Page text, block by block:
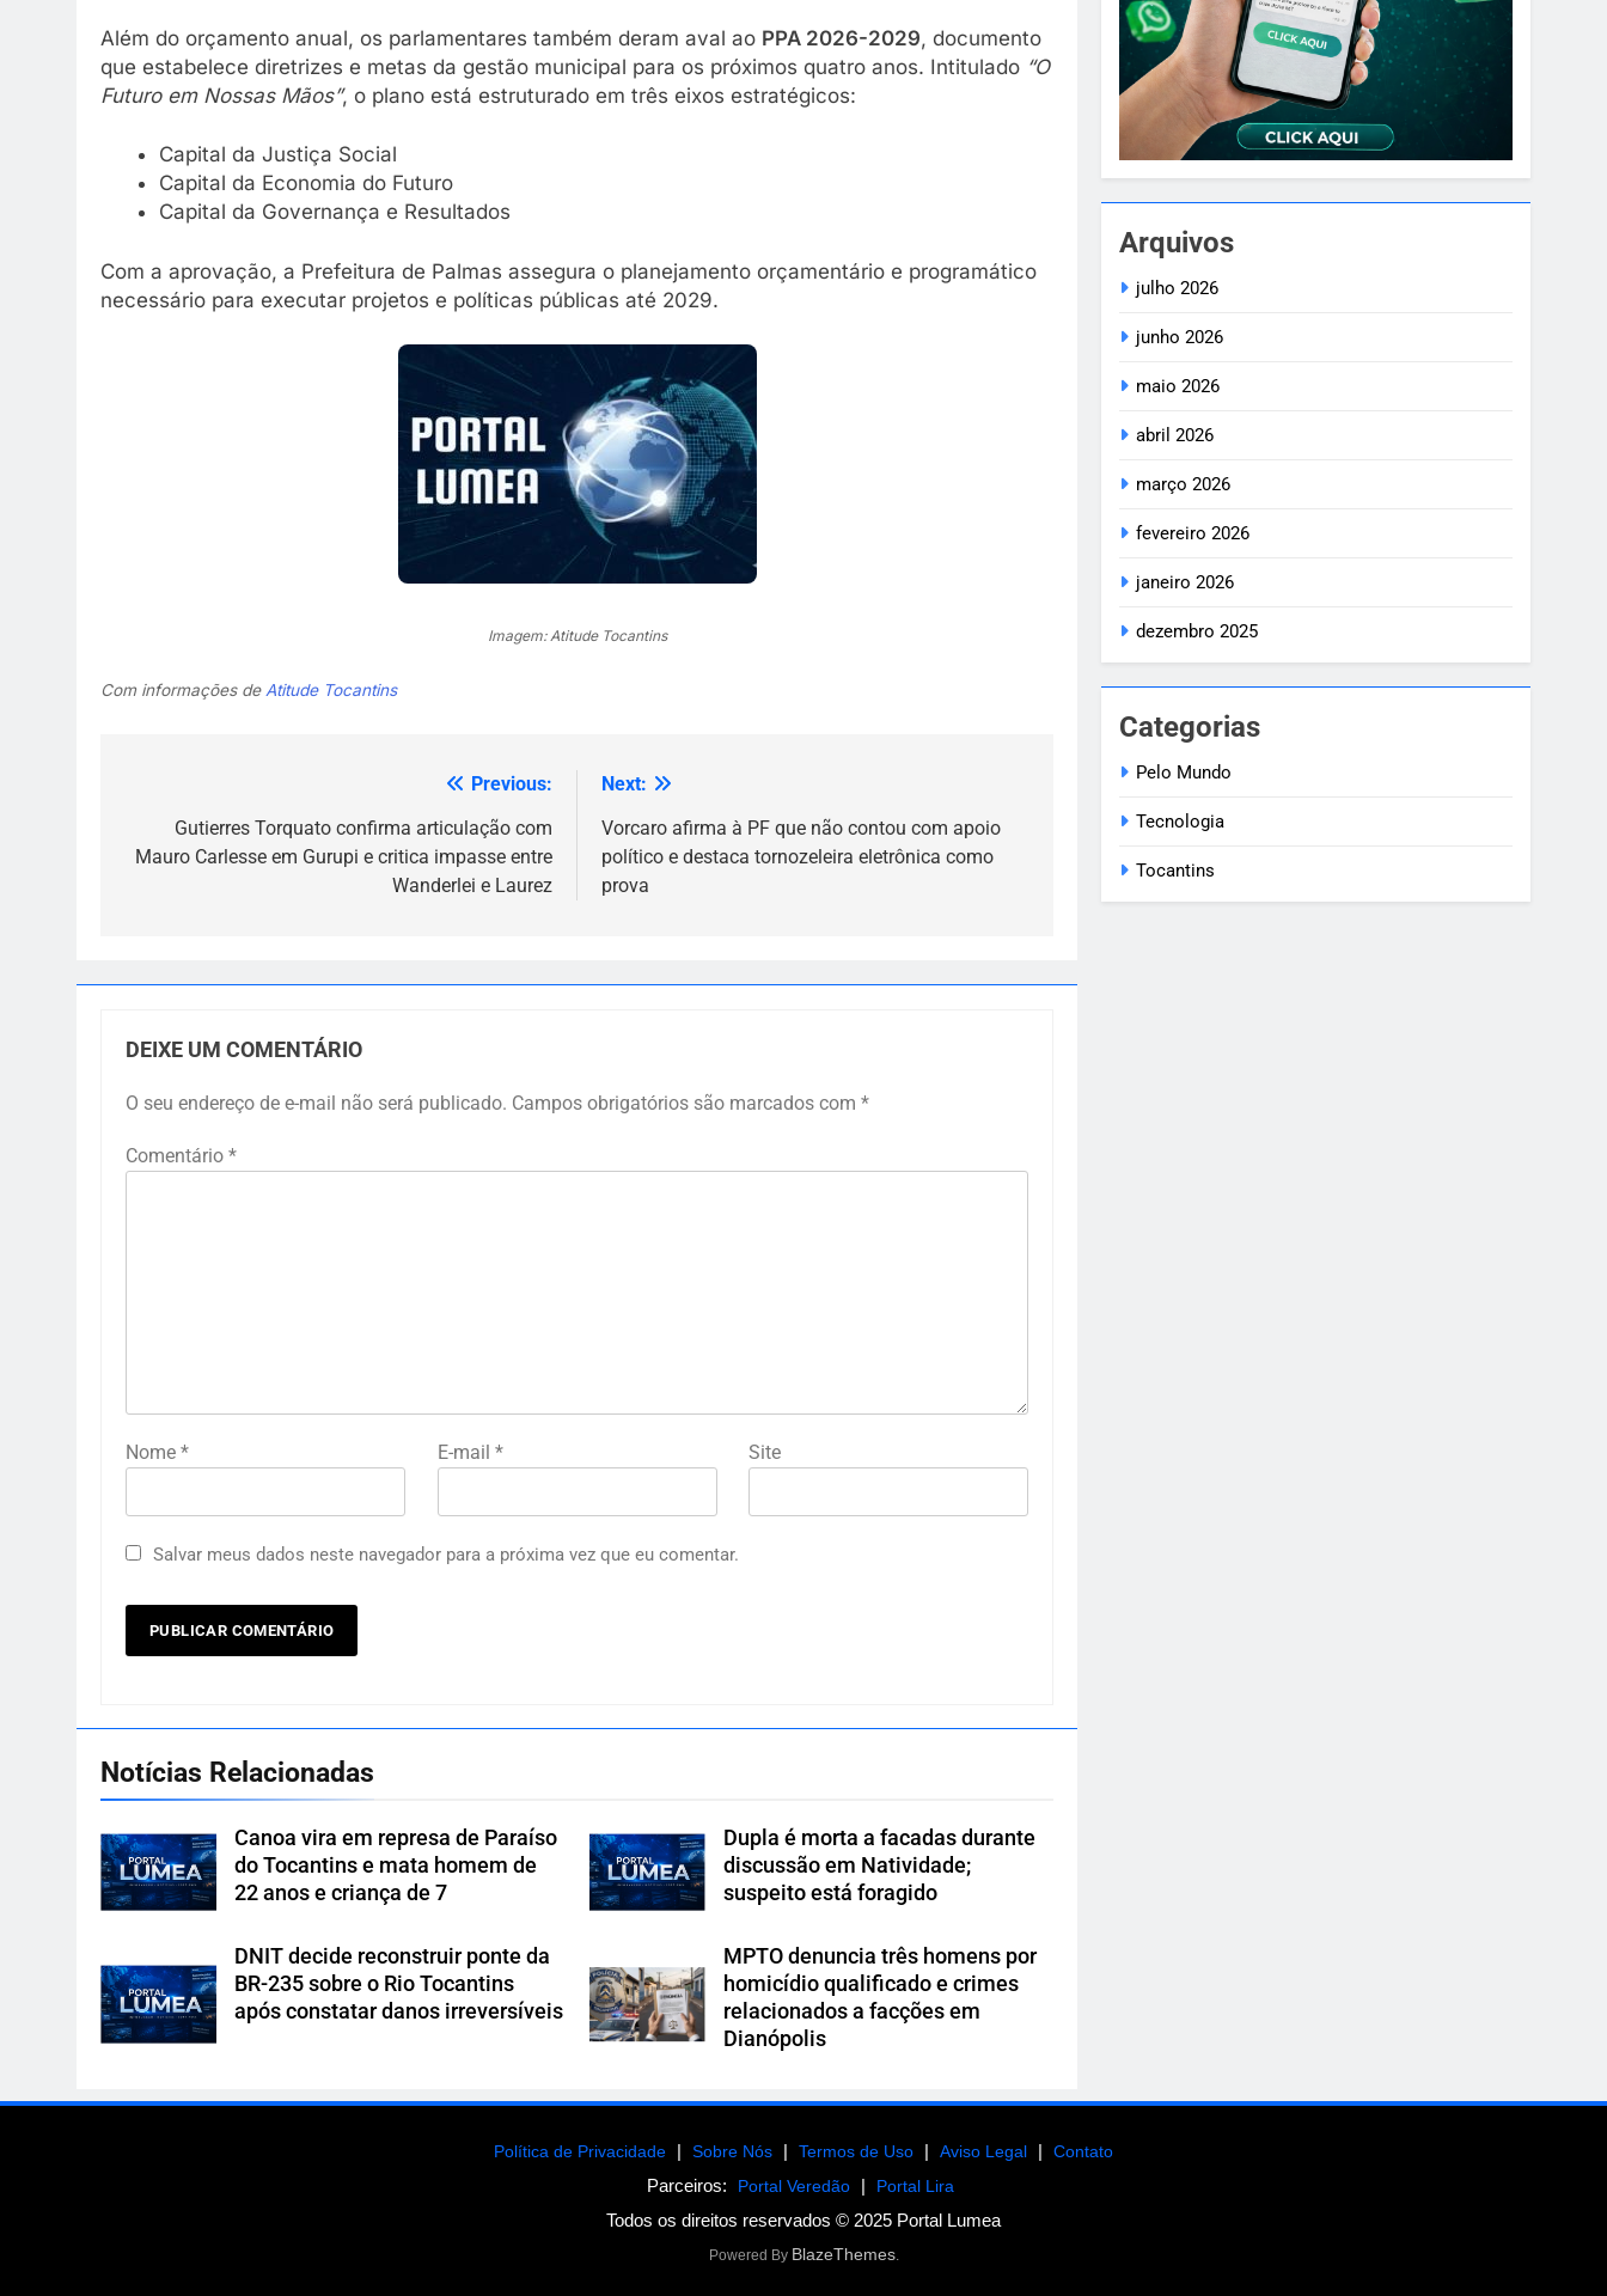
Além do orçamento anual, os parlamentares também deram aval ao PPA 2026-2029, documento
que estabelece diretrizes e metas da gestão municipal para os próximos quatro anos. Intitulado “O
Futuro em Nossas Mãos”, o plano está estruturado em três eixos estratégicos:
Capital da Justiça Social
Capital da Economia do Futuro
Capital da Governança e Resultados
Com a aprovação, a Prefeitura de Palmas assegura o planejamento orçamentário e programático
necessário para executar projetos e políticas públicas até 2029.
Imagem: Atitude Tocantins
Com informações de Atitude Tocantins
Previous:
Gutierres Torquato confirma articulação com
Mauro Carlesse em Gurupi e critica impasse entre
Wanderlei e Laurez
Next:
Vorcaro afirma à PF que não contou com apoio
político e destaca tornozeleira eletrônica como
prova
DEIXE UM COMENTÁRIO
O seu endereço de e-mail não será publicado. Campos obrigatórios são marcados com *
Comentário *
Nome * E-mail * Site
Salvar meus dados neste navegador para a próxima vez que eu comentar.
Notícias Relacionadas
Canoa vira em represa de Paraíso
do Tocantins e mata homem de
22 anos e criança de 7
Dupla é morta a facadas durante
discussão em Natividade;
suspeito está foragido
DNIT decide reconstruir ponte da
BR-235 sobre o Rio Tocantins
após constatar danos irreversíveis
MPTO denuncia três homens por
homicídio qualificado e crimes
relacionados a facções em
Dianópolis
Arquivos
julho 2026
junho 2026
maio 2026
abril 2026
março 2026
fevereiro 2026
janeiro 2026
dezembro 2025
Categorias
Pelo Mundo
Tecnologia
Tocantins
Política de Privacidade | Sobre Nós | Termos de Uso | Aviso Legal | Contato
Parceiros: Portal Veredão | Portal Lira
Todos os direitos reservados © 2025 Portal Lumea
Powered By BlazeThemes.